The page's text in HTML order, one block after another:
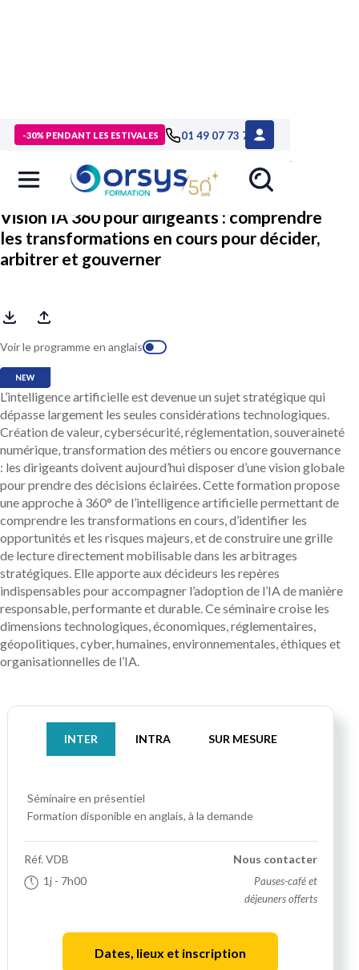
-30% PENDANT LES ESTIVALES 01 49 07 73 73
> Formations>Management - Développement personnel
Formation Vision IA 360 pour dirigeants : comprendre les
transformations en cours pour décider, arbitrer et gouverner
Vision IA 360 pour dirigeants : comprendre
les transformations en cours pour décider,
arbitrer et gouverner
Voir le programme en anglais
L’intelligence artificielle est devenue un sujet stratégique qui
dépasse largement les seules considérations technologiques.
Création de valeur, cybersécurité, réglementation, souveraineté
numérique, transformation des métiers ou encore gouvernance
: les dirigeants doivent aujourd’hui disposer d’une vision globale
pour prendre des décisions éclairées. Cette formation propose
une approche à 360° de l’intelligence artificielle permettant de
comprendre les transformations en cours, d’identifier les
opportunités et les risques majeurs, et de construire une grille
de lecture directement mobilisable dans les arbitrages
stratégiques. Elle apporte aux décideurs les repères
indispensables pour accompagner l’adoption de l’IA de manière
responsable, performante et durable. Ce séminaire croise les
dimensions technologiques, économiques, réglementaires,
géopolitiques, cyber, humaines, environnementales, éthiques et
organisationnelles de l’IA.
INTER INTRA SUR MESURE
Séminaire en présentiel
Formation disponible en anglais, à la demande
Réf.VDB
1j - 7h00
Nous contacter
Pauses-café et
déjeuners offerts
Dates, lieux et inscription